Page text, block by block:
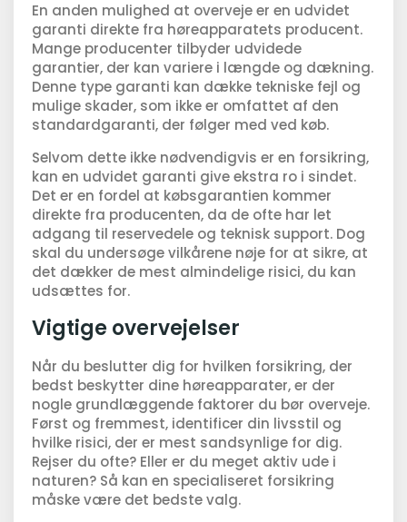
En anden mulighed at overveje er en udvidet
garanti direkte fra høreapparatets producent.
Mange producenter tilbyder udvidede
garantier, der kan variere i længde og dækning.
Denne type garanti kan dække tekniske fejl og
mulige skader, som ikke er omfattet af den
standardgaranti, der følger med ved køb.
Selvom dette ikke nødvendigvis er en forsikring,
kan en udvidet garanti give ekstra ro i sindet.
Det er en fordel at købsgarantien kommer
direkte fra producenten, da de ofte har let
adgang til reservedele og teknisk support. Dog
skal du undersøge vilkårene nøje for at sikre, at
det dækker de mest almindelige risici, du kan
udsættes for.
Vigtige overvejelser
Når du beslutter dig for hvilken forsikring, der
bedst beskytter dine høreapparater, er der
nogle grundlæggende faktorer du bør overveje.
Først og fremmest, identificer din livsstil og
hvilke risici, der er mest sandsynlige for dig.
Rejser du ofte? Eller er du meget aktiv ude i
naturen? Så kan en specialiseret forsikring
måske være det bedste valg.